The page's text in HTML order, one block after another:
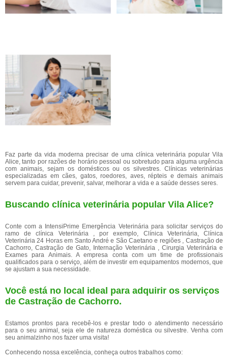
Faz parte da vida moderna precisar de uma clínica veterinária popular Vila
Alice, tanto por razões de horário pessoal ou sobretudo para alguma urgência
com animais, sejam os domésticos ou os silvestres. Clínicas veterinárias
especializadas em cães, gatos, roedores, aves, répteis e demais animais
servem para cuidar, prevenir, salvar, melhorar a vida e a saúde desses seres.
Buscando clínica veterinária popular Vila Alice?
Conte com a IntensiPrime Emergência Veterinária para solicitar serviços do
ramo de clínica Veterinária , por exemplo, Clínica Veterinária, Clínica
Veterinária 24 Horas em Santo André e São Caetano e regiões , Castração de
Cachorro, Castração de Gato, Internação Veterinária , Cirurgia Veterinária e
Exames para Animais. A empresa conta com um time de profissionais
qualificados para o serviço, além de investir em equipamentos modernos, que
se ajustam a sua necessidade.
Você está no local ideal para adquirir os serviços
de Castração de Cachorro.
Estamos prontos para recebê-los e prestar todo o atendimento necessário
para o seu animal, seja ele de natureza doméstica ou silvestre. Venha com
seu animalzinho nos fazer uma visita!
Conhecendo nossa excelência, conheça outros trabalhos como: